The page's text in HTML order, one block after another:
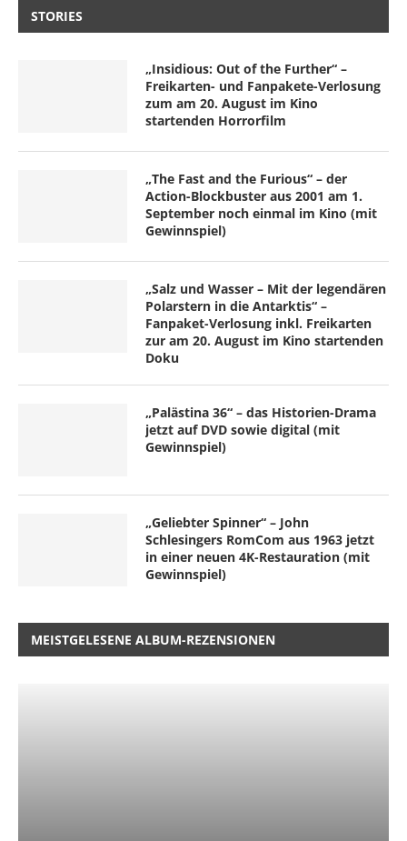
STORIES
„Insidious: Out of the Further“ –
Freikarten- und Fanpakete-Verlosung
zum am 20. August im Kino
startenden Horrorfilm
„The Fast and the Furious“ – der
Action-Blockbuster aus 2001 am 1.
September noch einmal im Kino (mit
Gewinnspiel)
„Salz und Wasser – Mit der legendären
Polarstern in die Antarktis“ –
Fanpaket-Verlosung inkl. Freikarten
zur am 20. August im Kino startenden
Doku
„Palästina 36“ – das Historien-Drama
jetzt auf DVD sowie digital (mit
Gewinnspiel)
„Geliebter Spinner“ – John
Schlesingers RomCom aus 1963 jetzt
in einer neuen 4K-Restauration (mit
Gewinnspiel)
MEISTGELESENE ALBUM-REZENSIONEN